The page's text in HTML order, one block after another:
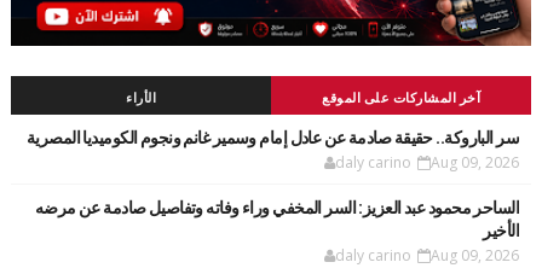
آخر المشاركات على الموقع الأراء
سر الباروكة.. حقيقة صادمة عن عادل إمام وسمير غانم ونجوم الكوميديا المصرية
daly carino Aug 09, 2026
الساحر محمود عبد العزيز: السر المخفي وراء وفاته وتفاصيل صادمة عن مرضه
الأخير
daly carino Aug 09, 2026